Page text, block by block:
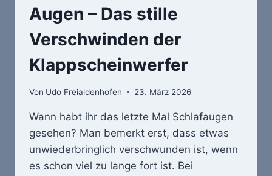
Augen – Das stille
Verschwinden der
Klappscheinwerfer
Von Udo Freialdenhofen 23. März 2026
Wann habt ihr das letzte Mal Schlafaugen
gesehen? Man bemerkt erst, dass etwas
unwiederbringlich verschwunden ist, wenn
es schon viel zu lange fort ist. Bei